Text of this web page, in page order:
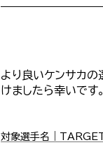
より良いケンサカ
けましたら幸いです。
対象選手名｜